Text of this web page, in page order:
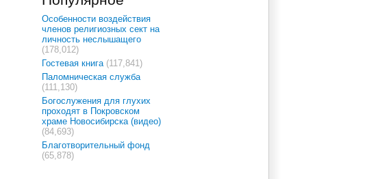
Особенности воздействия
членов религиозных сект на
личность неслышащего
(178,012)
Гостевая книга (117,841)
Паломническая служба
(111,130)
Богослужения для глухих
проходят в Покровском
храме Новосибирска (видео)
(84,693)
Благотворительный фонд
(65,878)